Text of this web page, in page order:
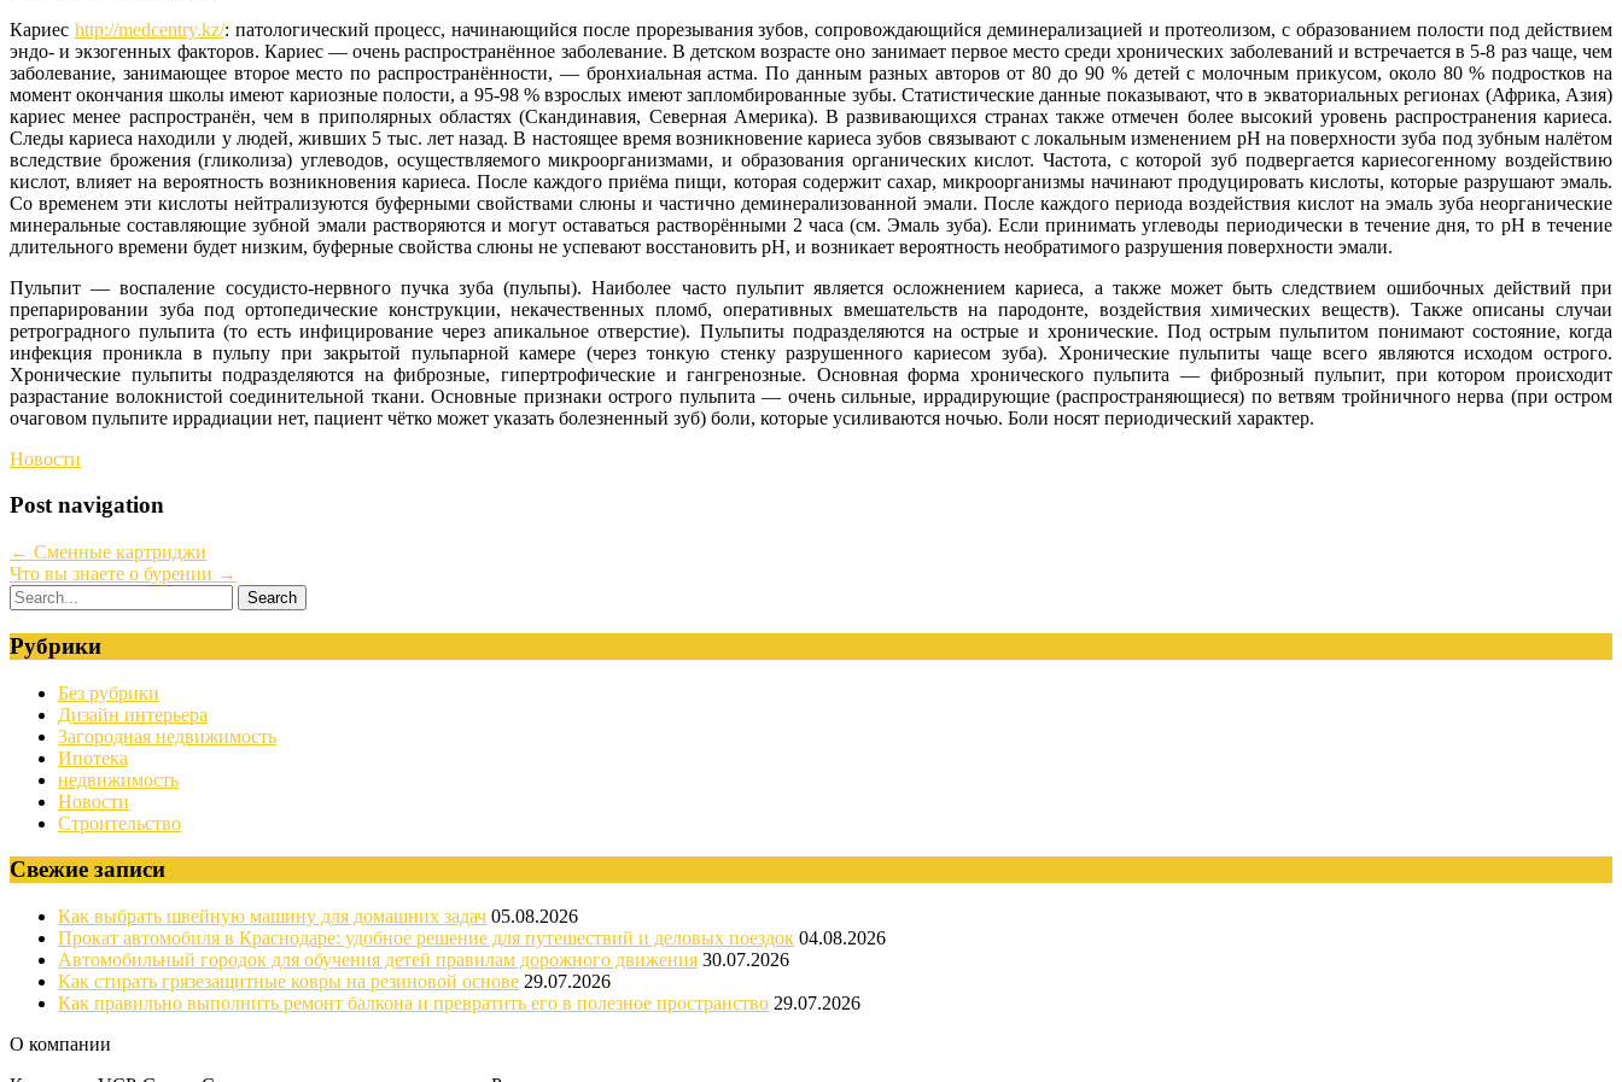
Кариес http://medcentry.kz/: патологический процесс, начинающийся после прорезывания зубов, сопровождающийся деминерализацией и протеолизом, с образованием полости под действием
эндо- и экзогенных факторов. Кариес — очень распространённое заболевание. В детском возрасте оно занимает первое место среди хронических заболеваний и встречается в 5-8 раз чаще, чем
заболевание, занимающее второе место по распространённости, — бронхиальная астма. По данным разных авторов от 80 до 90 % детей с молочным прикусом, около 80 % подростков на
момент окончания школы имеют кариозные полости, а 95-98 % взрослых имеют запломбированные зубы. Статистические данные показывают, что в экваториальных регионах (Африка, Азия)
кариес менее распространён, чем в приполярных областях (Скандинавия, Северная Америка). В развивающихся странах также отмечен более высокий уровень распространения кариеса.
Следы кариеса находили у людей, живших 5 тыс. лет назад. В настоящее время возникновение кариеса зубов связывают с локальным изменением pH на поверхности зуба под зубным налётом
вследствие брожения (гликолиза) углеводов, осуществляемого микроорганизмами, и образования органических кислот. Частота, с которой зуб подвергается кариесогенному воздействию
кислот, влияет на вероятность возникновения кариеса. После каждого приёма пищи, которая содержит сахар, микроорганизмы начинают продуцировать кислоты, которые разрушают эмаль.
Со временем эти кислоты нейтрализуются буферными свойствами слюны и частично деминерализованной эмали. После каждого периода воздействия кислот на эмаль зуба неорганические
минеральные составляющие зубной эмали растворяются и могут оставаться растворёнными 2 часа (см. Эмаль зуба). Если принимать углеводы периодически в течение дня, то pH в течение
длительного времени будет низким, буферные свойства слюны не успевают восстановить pH, и возникает вероятность необратимого разрушения поверхности эмали.
Пульпит — воспаление сосудисто-нервного пучка зуба (пульпы). Наиболее часто пульпит является осложнением кариеса, а также может быть следствием ошибочных действий при
препарировании зуба под ортопедические конструкции, некачественных пломб, оперативных вмешательств на пародонте, воздействия химических веществ). Также описаны случаи
ретроградного пульпита (то есть инфицирование через апикальное отверстие). Пульпиты подразделяются на острые и хронические. Под острым пульпитом понимают состояние, когда
инфекция проникла в пульпу при закрытой пульпарной камере (через тонкую стенку разрушенного кариесом зуба). Хронические пульпиты чаще всего являются исходом острого.
Хронические пульпиты подразделяются на фиброзные, гипертрофические и гангренозные. Основная форма хронического пульпита — фиброзный пульпит, при котором происходит
разрастание волокнистой соединительной ткани. Основные признаки острого пульпита — очень сильные, иррадирующие (распространяющиеся) по ветвям тройничного нерва (при остром
очаговом пульпите иррадиации нет, пациент чётко может указать болезненный зуб) боли, которые усиливаются ночью. Боли носят периодический характер.
Новости
Post navigation
← Сменные картриджи
Что вы знаете о бурении →
Рубрики
Без рубрики
Дизайн интерьера
Загородная недвижимость
Ипотека
недвижимость
Новости
Строительство
Свежие записи
Как выбрать швейную машину для домашних задач 05.08.2026
Прокат автомобиля в Краснодаре: удобное решение для путешествий и деловых поездок 04.08.2026
Автомобильный городок для обучения детей правилам дорожного движения 30.07.2026
Как стирать грязезащитные ковры на резиновой основе 29.07.2026
Как правильно выполнить ремонт балкона и превратить его в полезное пространство 29.07.2026
О компании